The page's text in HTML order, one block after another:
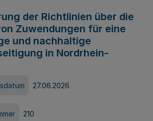
der Richtlinien über die
Zuwendungen für eine
und nachhaltige
in Nordrhein-
27.06.2026
210